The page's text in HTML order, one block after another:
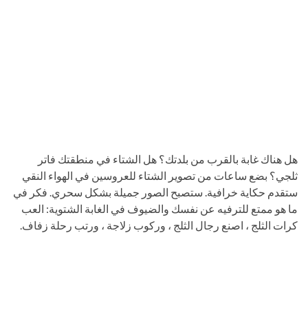
هل هناك غابة بالقرب من بلدتك؟ هل الشتاء في منطقتك فاتر
ثلجي؟ بضع ساعات من تصوير الشتاء للعروسين في الهواء النقي
ستقدم حكاية خرافية. ستصبح الصور جميلة بشكل سحري. فكر في
ما هو ممتع للترفيه عن نفسك والضيوف في الغابة الشتوية: العب
كرات الثلج ، اصنع رجال الثلج ، وركوب زلاجة ، ورتب رحلة زفاف.